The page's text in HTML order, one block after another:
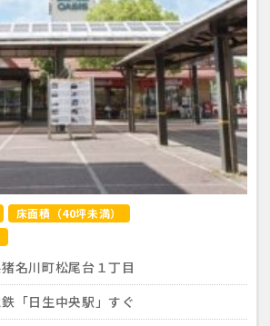
床面積（40坪未満）
名川町松尾台１丁目
「日生中央駅」すぐ